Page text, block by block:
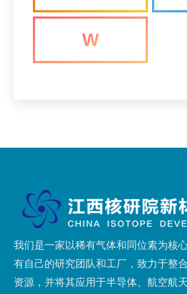
W
我们是一家以稀有气体和同位素为核
有自己的研究团队和工厂，致力于整
资源，并将其应用于半导体、航空航